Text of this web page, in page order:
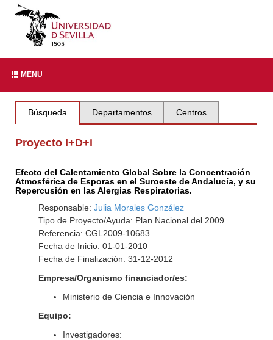
MENU
Búsqueda Departamentos Centros
Proyecto I+D+i
Efecto del Calentamiento Global Sobre la Concentración
Atmosférica de Esporas en el Suroeste de Andalucía, y su
Repercusión en las Alergias Respiratorias.
Responsable: Julia Morales González
Tipo de Proyecto/Ayuda: Plan Nacional del 2009
Referencia: CGL2009-10683
Fecha de Inicio: 01-01-2010
Fecha de Finalización: 31-12-2012
Empresa/Organismo financiador/es:
Ministerio de Ciencia e Innovación
Equipo:
Investigadores: